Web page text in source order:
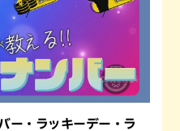
ー・ラッキーデー・ラ